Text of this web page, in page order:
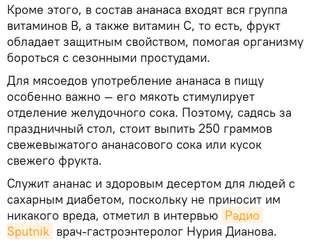
Кроме этого, в состав ананаса входят вся группа
витаминов В, а также витамин С, то есть, фрукт
обладает защитным свойством, помогая организму
бороться с сезонными простудами.
Для мясоедов употребление ананаса в пищу
особенно важно — его мякоть стимулирует
отделение желудочного сока. Поэтому, садясь за
праздничный стол, стоит выпить 250 граммов
свежевыжатого ананасового сока или кусок
свежего фрукта.
Служит ананас и здоровым десертом для людей с
сахарным диабетом, поскольку не приносит им
никакого вреда, отметил в интервью Радио
Sputnik врач-гастроэнтеролог Нурия Дианова.